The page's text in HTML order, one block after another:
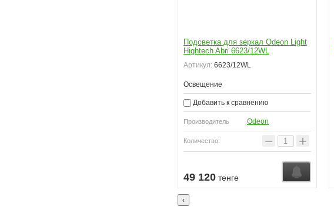
Подсветка для зеркал Odeon Light
Hightech Abri 6623/12WL
Артикул: 6623/12WL
Освещение
Добавить к сравнению
Производитель Odeon
Количество: − +
49 120 тенге
‹